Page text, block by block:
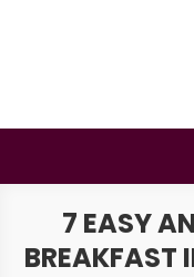
7 EASY
BREAKFAST